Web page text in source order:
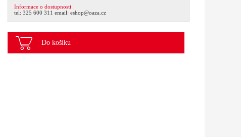
Informace o dostupnosti:
tel: 325 600 311 email: eshop@oaza.cz
Do košíku